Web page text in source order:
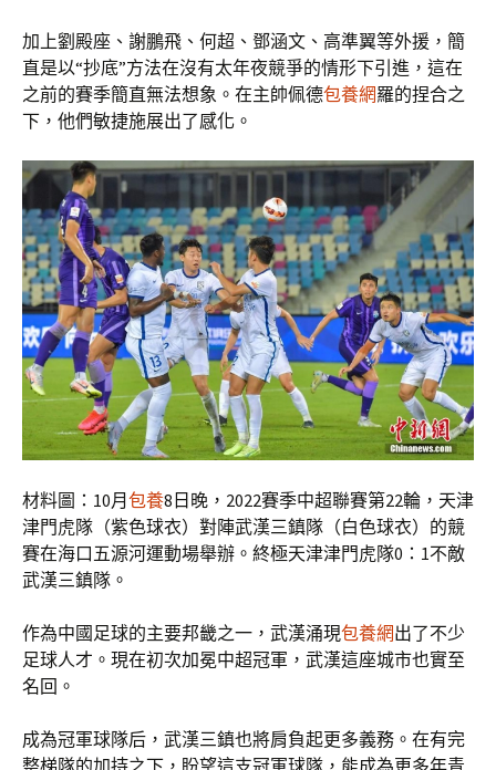
加上劉殿座、謝鵬飛、何超、鄧涵文、高準翼等外援，簡
直是以“抄底”方法在沒有太年夜競爭的情形下引進，這在
之前的賽季簡直無法想象。在主帥佩德包養網羅的捏合之
下，他們敏捷施展出了感化。
材料圖：10月 包養8日晚，2022賽季中超聯賽第22輪，天津
津門虎隊（紫色球衣）對陣武漢三鎮隊（白色球衣）的競
賽在海口五源河運動場舉辦。終極天津津門虎隊0：1不敵
武漢三鎮隊。
作為中國足球的主要邦畿之一，武漢涌現包養網出了不少
足球人才。現在初次加冕中超冠軍，武漢這座城市也實至
名回。
成為冠軍球隊后，武漢三鎮也將肩負起更多義務。在有完